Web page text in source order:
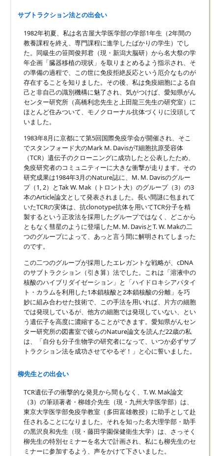
サブトラクション法との出会い
1982年初夏、私は名古屋大学医学部の学部1年生（2年間の
教養課程を終え、専門課程に進学したばかりの学生）でし
た。同級生の笹岡俊邦君（現・新潟大脳研）から名大祭の学
年企画「臓器移植の現状」を取りまとめるよう指示され、そ
の準備の過程で、この世に免疫拒絶反応という厄介なものが
存在することを知りました。その後、私は免疫細胞による自
己と非自己の識別機構に魅了され、気がつけば、愛知県がん
センター研究所（高橋利忠先生と上田龍三先生の研究室）に
ほとんど住みついて、モノクローナル抗体づくりに没頭して
いました。
1983年8月に京都にて第5回国際免疫学会が開催され、そこ
でスタンフォード大のMark M. DavisがT細胞抗原受容体
（TCR）遺伝子のクローニングに成功したと公表したため、
免疫研究者のコミュニティーに大きな衝撃が走ります。その
研究成果は1984年3月のNature誌に、M. M. Davisのグルー
プ（1, 2）とTak W. Mak（トロント大）のグループ（3）の3
本のArticle論文として発表されました。長い間謎に包まれて
いたTCRの実体は、抗clonotype抗体を用いてTCR分子を精
製するという正攻法を採用したグループではなく、どこから
ともなく彗星のように登場したM. M. DavisとT. W. Makの二
つのグループによって、あっと言う間に解明されてしまった
のです。
この二つのグループが採用したエレガントな戦略が、cDNA
のサブトラクション（引き算）法でした。これは「溶液中の
核酸のハイブリダイゼーション」と「ハイドロキシアパタイ
ト・カラムを利用した1本鎖核酸と2本鎖核酸の分離」を巧
妙に組み合わせた技術で、この手法を用いれば、片方の細胞
では発現しているが、他方の細胞では発現していない、とい
う遺伝子を高度に濃縮することができます。愛知県がんセン
ター研究所の図書室で彼らのNature論文を読んだ22歳の私
は、「自分も分子生物学の研究者になって、いつか必ずサブ
トラクション法を成功させてやるぞ！」と心に誓いました。
柳先生との出会い
TCR遺伝子の衝撃的な発見から間もなく、T. W. Mak論文
（3）の筆頭著者・柳雄介先生（現・九州大学医学部）は、
東京大学医学部免疫学教室（多田富雄教授）に助手として赴
任されることになりました。それを知った名大理学部・助手
の黒沢良和先生（現・藤田学園保健衛生大学）は、さっそく
柳先生の特別セミナーを名大で計画され、私にも柳先生のセ
ミナーに参加するよう、声をかけて下さいました。